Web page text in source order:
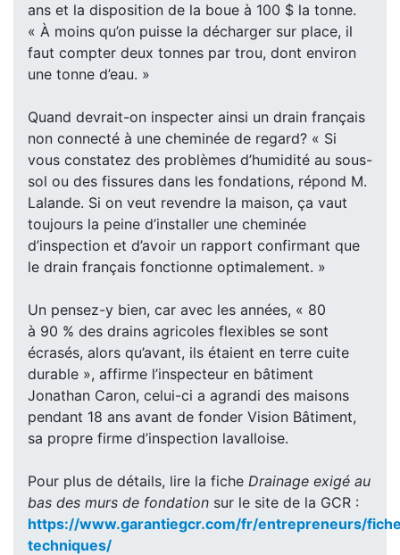
ans et la disposition de la boue à 100 $ la tonne.
« À moins qu’on puisse la décharger sur place, il
faut compter deux tonnes par trou, dont environ
une tonne d’eau. »
Quand devrait-on inspecter ainsi un drain français
non connecté à une cheminée de regard? « Si
vous constatez des problèmes d’humidité au sous-
sol ou des fissures dans les fondations, répond M.
Lalande. Si on veut revendre la maison, ça vaut
toujours la peine d’installer une cheminée
d’inspection et d’avoir un rapport confirmant que
le drain français fonctionne optimalement. »
Un pensez-y bien, car avec les années, « 80
à 90 % des drains agricoles flexibles se sont
écrasés, alors qu’avant, ils étaient en terre cuite
durable », affirme l’inspecteur en bâtiment
Jonathan Caron, celui-ci a agrandi des maisons
pendant 18 ans avant de fonder Vision Bâtiment,
sa propre firme d’inspection lavalloise.
Pour plus de détails, lire la fiche Drainage exigé au
bas des murs de fondation sur le site de la GCR :
https://www.garantiegcr.com/fr/entrepreneurs/
techniques/